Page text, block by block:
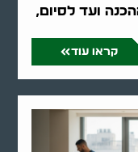
ועד לסיום,
קראו עוד